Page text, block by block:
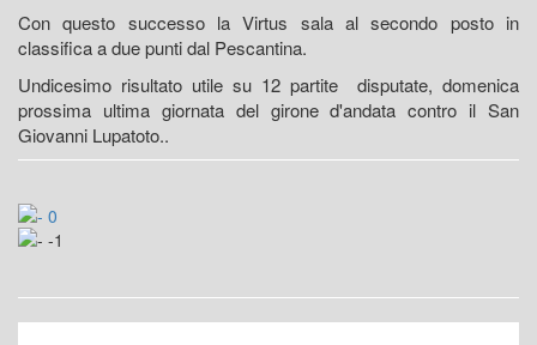
Con questo successo la Virtus sala al secondo posto in
classifica a due punti dal Pescantina.
Undicesimo risultato utile su 12 partite disputate, domenica
prossima ultima giornata del girone d'andata contro il San
Giovanni Lupatoto..